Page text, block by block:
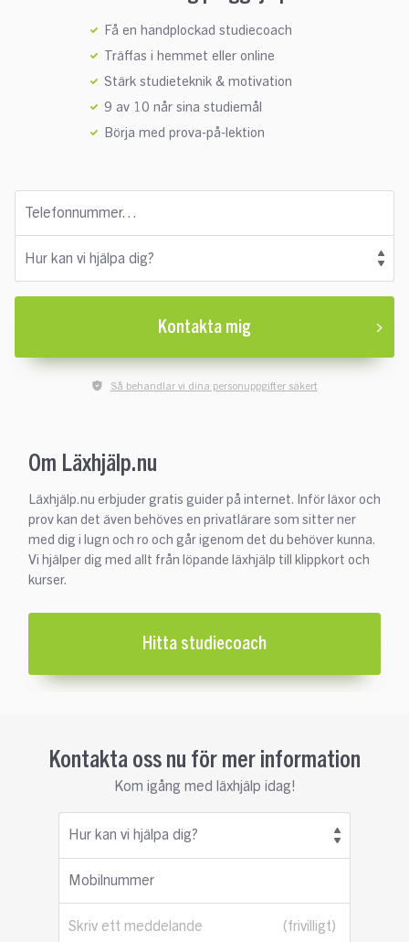
Få en handplockad studiecoach
Träffas i hemmet eller online
Stärk studieteknik & motivation
9 av 10 når sina studiemål
Börja med prova-på-lektion
Telefonnummer…
Hur kan vi hjälpa dig?
Kontakta mig
Så behandlar vi dina personuppgifter säkert
Om Läxhjälp.nu
Läxhjälp.nu erbjuder gratis guider på internet. Inför läxor och
prov kan det även behöves en privatlärare som sitter ner
med dig i lugn och ro och går igenom det du behöver kunna.
Vi hjälper dig med allt från löpande läxhjälp till klippkort och
kurser.
Hitta studiecoach
Kontakta oss nu för mer information
Kom igång med läxhjälp idag!
Hur kan vi hjälpa dig?
Mobilnummer
Skriv ett meddelande